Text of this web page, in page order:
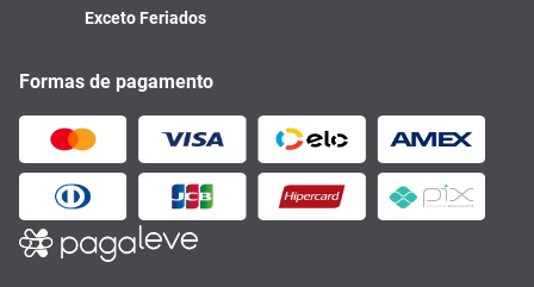
Exceto Feriados
Formas de pagamento